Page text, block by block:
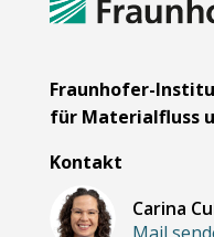
Fraunhofer-
für Materialfluss
Kontakt
Carina